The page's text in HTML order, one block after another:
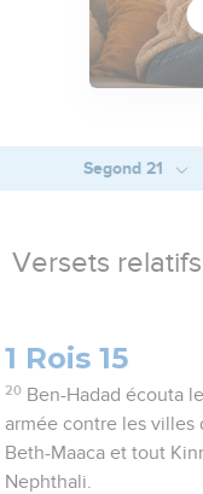
Segond 21
Versets relatifs
1 Rois 15
20 Ben-Hadad écouta
armée contre les villes
Beth-Maaca et tout
Nephthali.